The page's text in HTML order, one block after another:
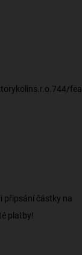
připsání částky na
platby!